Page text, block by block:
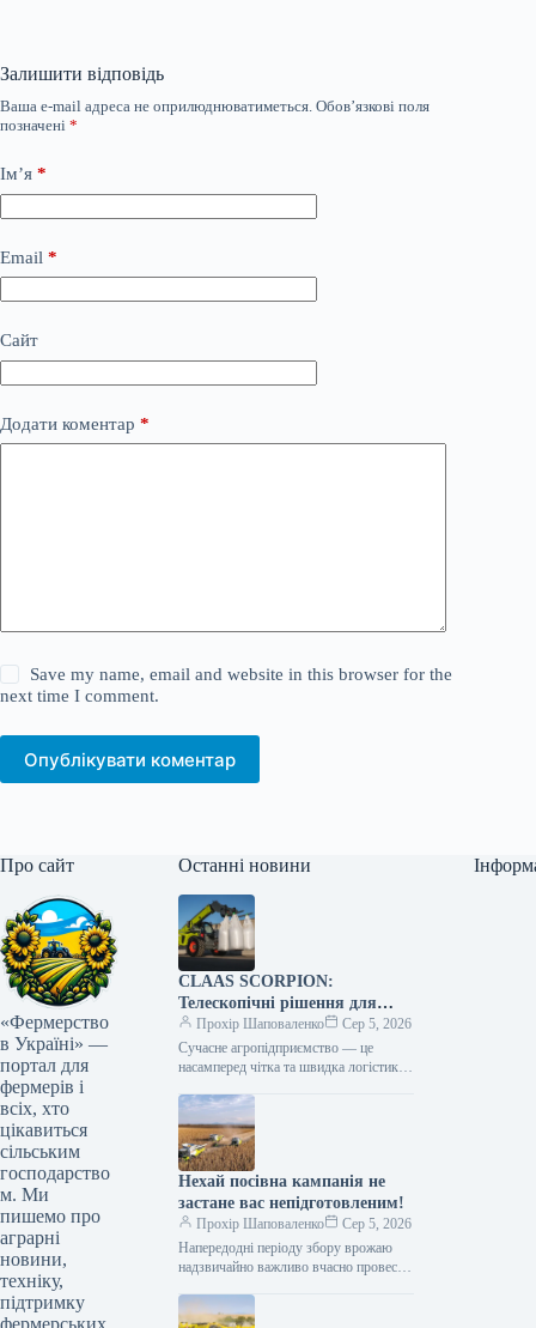
Залишити відповідь
Ваша e-mail адреса не оприлюднюватиметься. Обов’язкові поля
позначені *
Ім’я *
Email *
Сайт
Додати коментар *
Save my name, email and website in this browser for the
next time I comment.
Опублікувати коментар
Про сайт
«Фермерство
в Україні» —
портал для
фермерів і
всіх, хто
цікавиться
сільським
господарство
м. Ми
пишемо про
аграрні
новини,
техніку,
підтримку
Останні новини
CLAAS SCORPION:
Телескопічні рішення для
ефективного агрологістичного
менеджменту
Прохір Шаповаленко
Сер 5, 2026
Сучасне агропідприємство — це
насамперед чітка та швидка логістика.
тисяч тонн зерна, робота з
біогазовими…
Нехай посівна кампанія не
застане вас непідготовленим!
Прохір Шаповаленко
Сер 5, 2026
Напередодні періоду збору врожаю
надзвичайно важливо вчасно провести
виконати всі процедури планового
технічного